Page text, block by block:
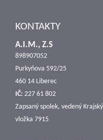
KONTAKTY
A.I.M., Z.S
898907052
Purkyňova 592/25
460 14 Liberec
IČ: 227 61 802
Zapsaný spolek, vedený
vložka 7915